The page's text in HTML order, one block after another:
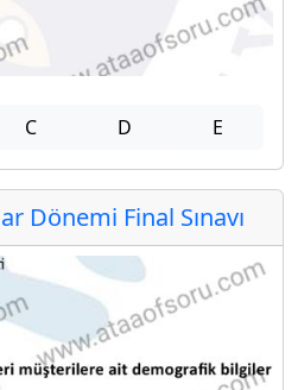
C D E
Dönemi Final Sınavı